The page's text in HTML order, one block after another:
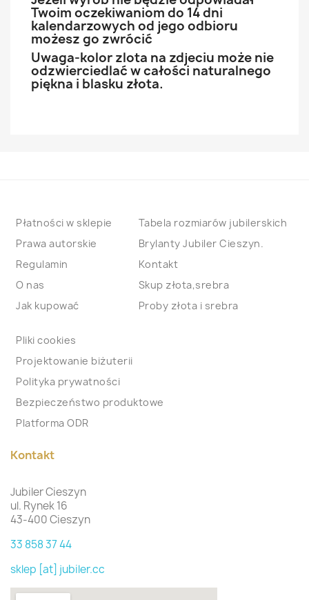
Twoim oczekiwaniom do 14 dni
kalendarzowych od jego odbioru
możesz go zwrócić
Uwaga-kolor zlota na zdjeciu może nie
odzwierciedlać w całości naturalnego
piękna i blasku złota.
Płatności w sklepie
Prawa autorskie
Regulamin
O nas
Jak kupować
Tabela rozmiarów jubilerskich
Brylanty Jubiler Cieszyn.
Kontakt
Skup złota,srebra
Proby złota i srebra
Pliki cookies
Projektowanie biżuterii
Polityka prywatności
Bezpieczeństwo produktowe
Platforma ODR
Kontakt
Jubiler Cieszyn
ul. Rynek 16
43-400 Cieszyn
33 858 37 44
sklep [at] jubiler.cc